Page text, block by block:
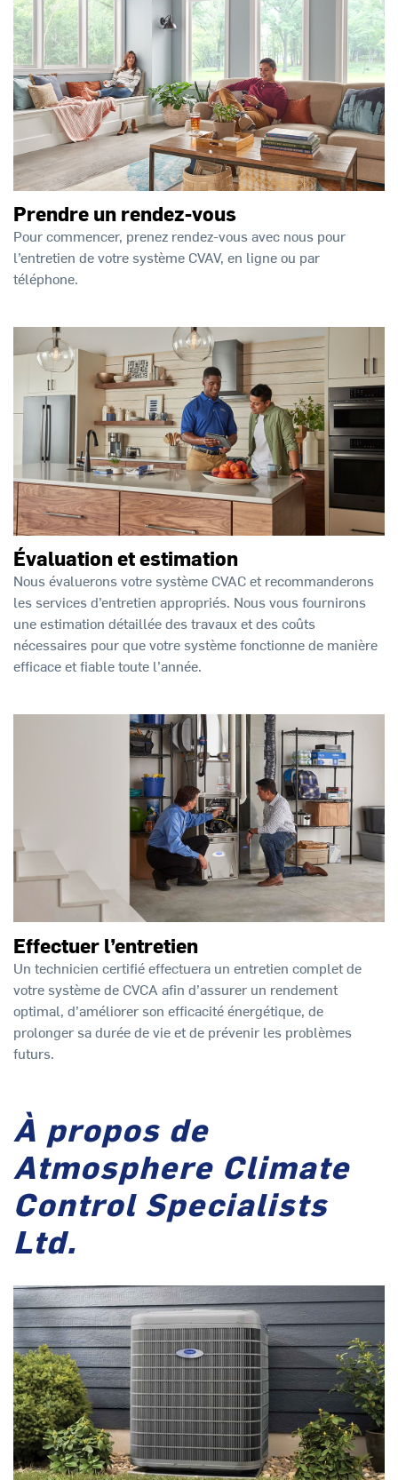
Prendre un rendez-vous
Pour commencer, prenez rendez-vous avec nous pour
l’entretien de votre système CVAV, en ligne ou par
téléphone.
Évaluation et estimation
Nous évaluerons votre système CVAC et recommanderons
les services d’entretien appropriés. Nous vous fournirons
une estimation détaillée des travaux et des coûts
nécessaires pour que votre système fonctionne de manière
efficace et fiable toute l’année.
Effectuer l’entretien
Un technicien certifié effectuera un entretien complet de
votre système de CVCA afin d’assurer un rendement
optimal, d’améliorer son efficacité énergétique, de
prolonger sa durée de vie et de prévenir les problèmes
futurs.
À propos de
Atmosphere Climate
Control Specialists
Ltd.